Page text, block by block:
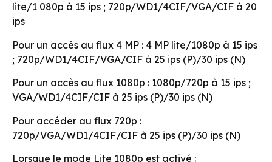
lite/1 080p à 15 ips ; 720p/WD1/4CIF/VGA/CIF à 20
ips
Pour un accès au flux 4 MP : 4 MP lite/1080p à 15 ips
; 720p/WD1/4CIF/VGA/CIF à 25 ips (P)/30 ips (N)
Pour un accès au flux 1080p : 1080p/720p à 15 ips ;
VGA/WD1/4CIF/CIF à 25 ips (P)/30 ips (N)
Pour accéder au flux 720p :
720p/VGA/WD1/4CIF/CIF à 25 ips (P)/30 ips (N)
Lorsque le mode Lite 1080p est activé :